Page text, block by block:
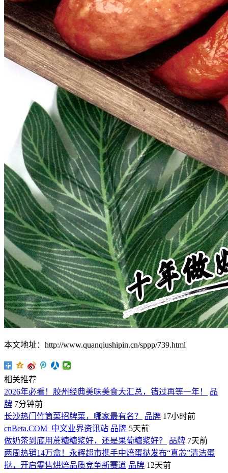
本文地址：http://www.quanqiushipin.cn/sppp/739.html
相关推荐
2026年必看！胶州经典美味美食大汇总，错过再等一年！
品
牌 7分钟前
长沙热门竹筒菜招牌菜，哪家最有名？
品牌 17小时前
cnBeta.COM_中文业界资讯站 品牌 5天前
做奶茶到底用蔗糖糖浆好，还是果葡糖浆好？
品牌 7天前
两周热销14万盒！永辉超市携手中焙蛋挞发布“真芯”清洁蛋
挞，开启零售烘焙品质竞争新赛道 品牌 12天前